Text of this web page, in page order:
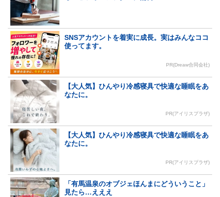
SNSアカウントを着実に成長。実はみんなココ
使ってます。
PR(Dreaw合同会社)
【大人気】ひんやり冷感寝具で快適な睡眠をあ
なたに。
PR(アイリスプラザ)
【大人気】ひんやり冷感寝具で快適な睡眠をあ
なたに。
PR(アイリスプラザ)
「有馬温泉のオブジェほんまにどういうこと」
見たら…えええ